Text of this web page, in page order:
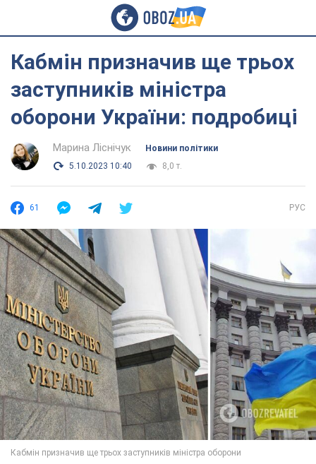
Кабмін призначив ще трьох
заступників міністра
оборони України: подробиці
Марина Ліснічук
Новини політики
5.10.2023 10:40
8,0 т.
61 РУС